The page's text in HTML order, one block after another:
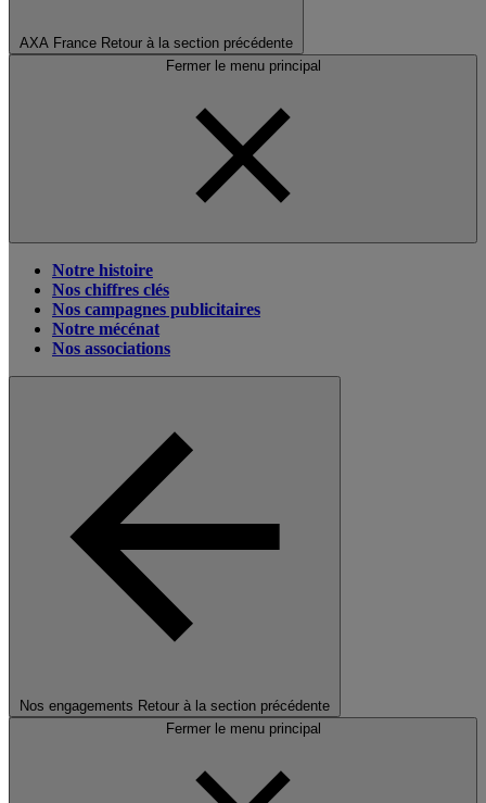
AXA France Retour à la section précédente
Fermer le menu principal
Notre histoire
Nos chiffres clés
Nos campagnes publicitaires
Notre mécénat
Nos associations
Nos engagements Retour à la section précédente
Fermer le menu principal